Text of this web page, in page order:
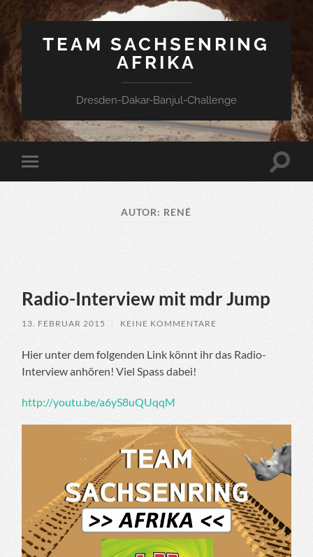
TEAM SACHSENRING
AFRIKA
Dresden-Dakar-Banjul-Challenge
Mobile-
Menü
AUTOR: RENÉ
Radio-Interview mit mdr Jump
13. FEBRUAR 2015 KEINE KOMMENTARE
Hier unter dem folgenden Link könnt ihr das Radio-
Interview anhören! Viel Spass dabei!
http://youtu.be/a6yS8uQUqqM